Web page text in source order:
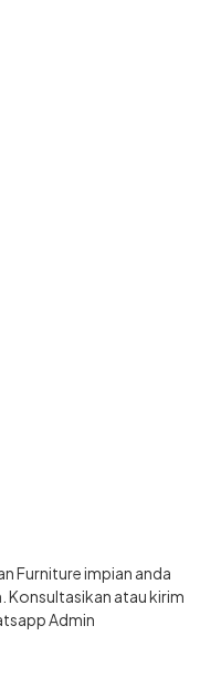
Furniture impian anda
Konsultasikan atau kirim
Admin